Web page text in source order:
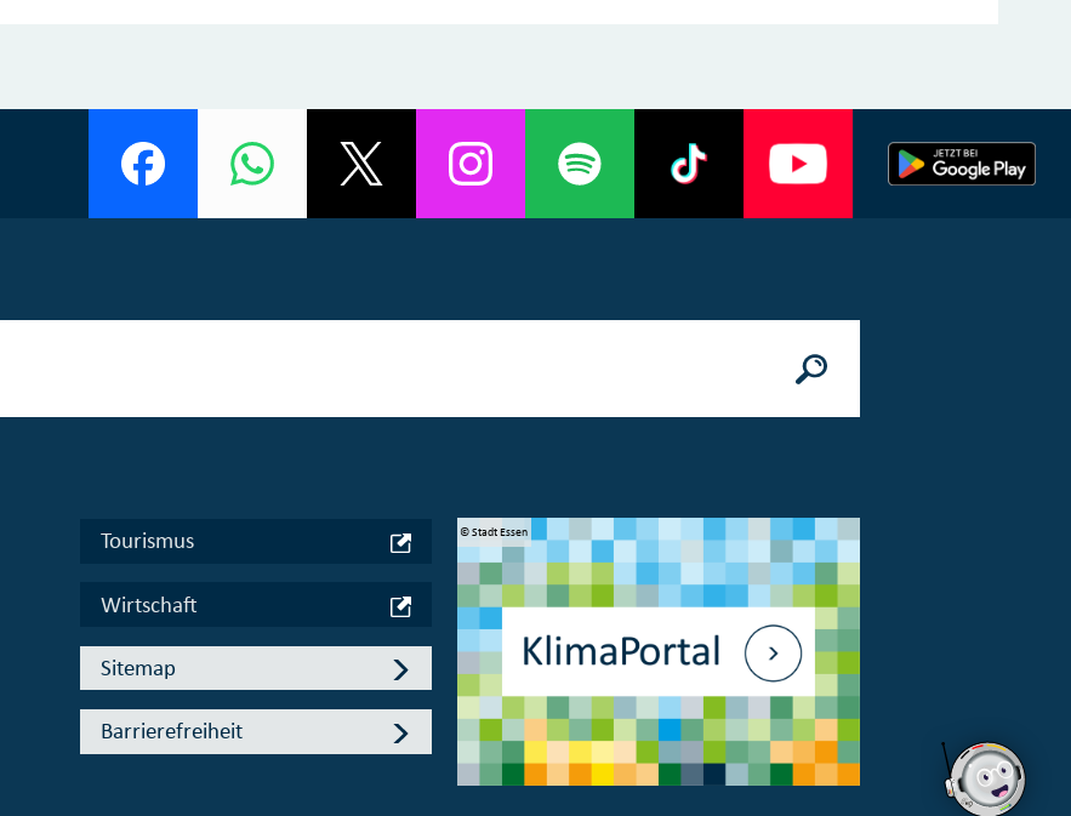
Tourismus
Wirtschaft
Sitemap
Barrierefreiheit
© Manifesta 16 Ruhr gGmbH © Stadt Essen